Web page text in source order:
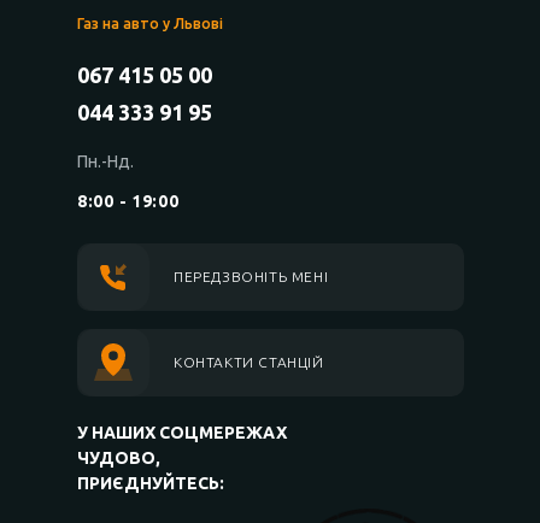
Газ на авто у Львові
067 415 05 00
044 333 91 95
Пн.-Нд.
8:00 - 19:00
ПЕРЕДЗВОНІТЬ МЕНІ
КОНТАКТИ СТАНЦІЙ
У НАШИХ СОЦМЕРЕЖАХ
ЧУДОВО,
ПРИЄДНУЙТЕСЬ: